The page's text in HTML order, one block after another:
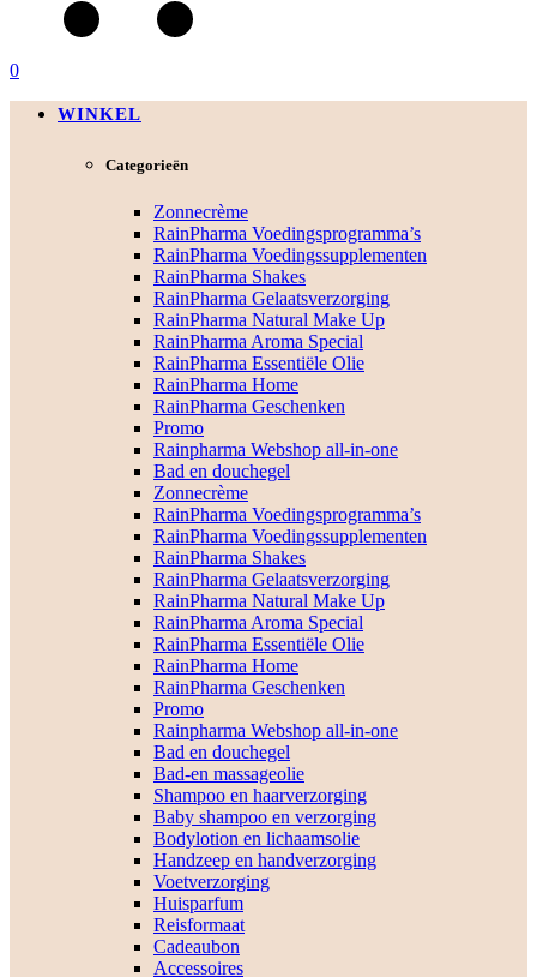
0
WINKEL
Categorieën
Zonnecrème
RainPharma Voedingsprogramma’s
RainPharma Voedingssupplementen
RainPharma Shakes
RainPharma Gelaatsverzorging
RainPharma Natural Make Up
RainPharma Aroma Special
RainPharma Essentiële Olie
RainPharma Home
RainPharma Geschenken
Promo
Rainpharma Webshop all-in-one
Bad en douchegel
Zonnecrème
RainPharma Voedingsprogramma’s
RainPharma Voedingssupplementen
RainPharma Shakes
RainPharma Gelaatsverzorging
RainPharma Natural Make Up
RainPharma Aroma Special
RainPharma Essentiële Olie
RainPharma Home
RainPharma Geschenken
Promo
Rainpharma Webshop all-in-one
Bad en douchegel
Bad-en massageolie
Shampoo en haarverzorging
Baby shampoo en verzorging
Bodylotion en lichaamsolie
Handzeep en handverzorging
Voetverzorging
Huisparfum
Reisformaat
Cadeaubon
Accessoires